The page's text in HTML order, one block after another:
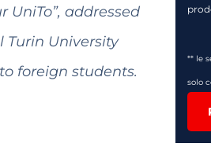
addressed
Turin University
foreign students.
** le
solo